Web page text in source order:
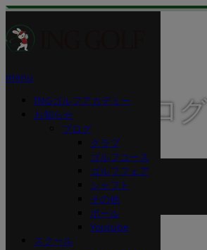
menu
INGゴルフアカデミー
お知らせ
ブログ
クラブ
ゴルフコース
ゴルフフェア
シャフト
その他
ボール
Youtube
スクール
スタッフブログ
もう4月なのに・・・